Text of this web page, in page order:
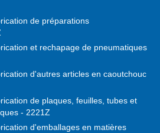
de préparations
et rechapage de pneumatiques
d'autres articles en caoutchouc
de plaques, feuilles, tubes et
- 2221Z
d'emballages en matières